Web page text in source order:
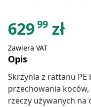
62999 zł
Zawiera VAT
Opis
Skrzynia z rattanu PE
przechowania
rzeczy używanych na